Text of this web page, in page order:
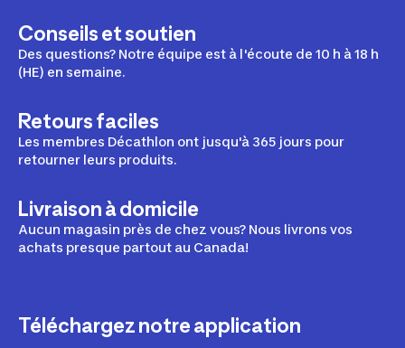
Conseils et soutien
Des questions? Notre équipe est à l'écoute de 10 h à 18 h
(HE) en semaine.
Retours faciles
Les membres Décathlon ont jusqu'à 365 jours pour
retourner leurs produits.
Livraison à domicile
Aucun magasin près de chez vous? Nous livrons vos
achats presque partout au Canada!
Téléchargez notre application